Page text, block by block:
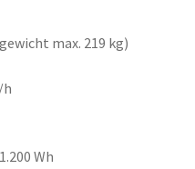
max. 219 kg)
h
Wh